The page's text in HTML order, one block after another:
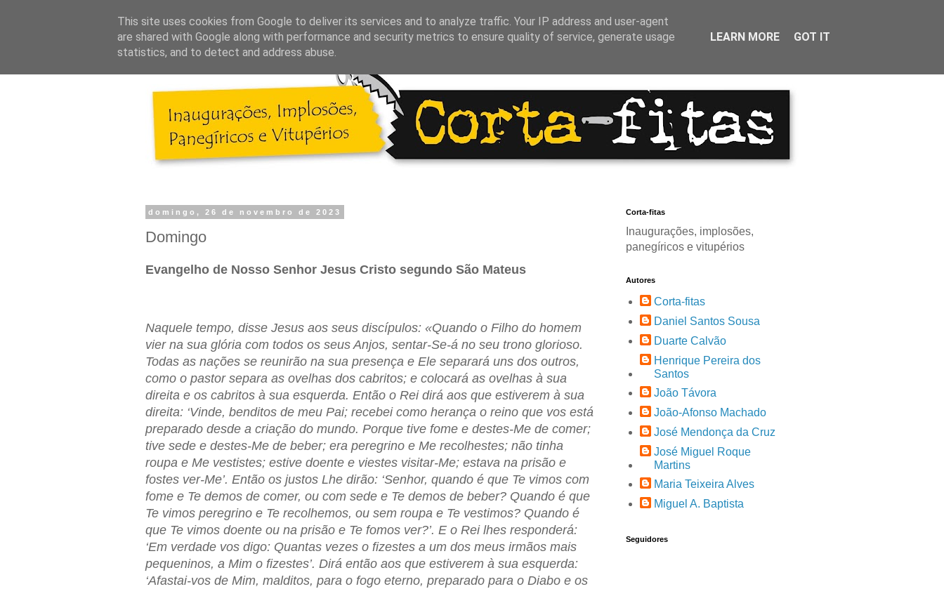
domingo, 26 de novembro de 2023
Domingo
Evangelho de Nosso Senhor Jesus Cristo segundo São Mateus
Naquele tempo, disse Jesus aos seus discípulos: «Quando o Filho do homem
vier na sua glória com todos os seus Anjos, sentar-Se-á no seu trono glorioso.
Todas as nações se reunirão na sua presença e Ele separará uns dos outros,
como o pastor separa as ovelhas dos cabritos; e colocará as ovelhas à sua
direita e os cabritos à sua esquerda. Então o Rei dirá aos que estiverem à sua
direita: ‘Vinde, benditos de meu Pai; recebei como herança o reino que vos está
preparado desde a criação do mundo. Porque tive fome e destes-Me de comer;
tive sede e destes-Me de beber; era peregrino e Me recolhestes; não tinha
roupa e Me vestistes; estive doente e viestes visitar-Me; estava na prisão e
fostes ver-Me’. Então os justos Lhe dirão: ‘Senhor, quando é que Te vimos com
fome e Te demos de comer, ou com sede e Te demos de beber? Quando é que
Te vimos peregrino e Te recolhemos, ou sem roupa e Te vestimos? Quando é
que Te vimos doente ou na prisão e Te fomos ver?’. E o Rei lhes responderá:
‘Em verdade vos digo: Quantas vezes o fizestes a um dos meus irmãos mais
pequeninos, a Mim o fizestes’. Dirá então aos que estiverem à sua esquerda:
‘Afastai-vos de Mim, malditos, para o fogo eterno, preparado para o Diabo e os
Corta-fitas
Inaugurações, implosões,
panegíricos e vitupérios
Autores
Corta-fitas
Daniel Santos Sousa
Duarte Calvão
Henrique Pereira dos
Santos
João Távora
João-Afonso Machado
José Mendonça da Cruz
José Miguel Roque
Martins
Maria Teixeira Alves
Miguel A. Baptista
Seguidores
This site uses cookies from Google to deliver its services and to analyze traffic. Your IP address and user-agent
are shared with Google along with performance and security metrics to ensure quality of service, generate usage
statistics, and to detect and address abuse.
LEARN MORE GOT IT